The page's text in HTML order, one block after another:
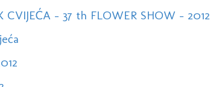
CVIJEĆA - 37 th FLOWER SHOW - 2012